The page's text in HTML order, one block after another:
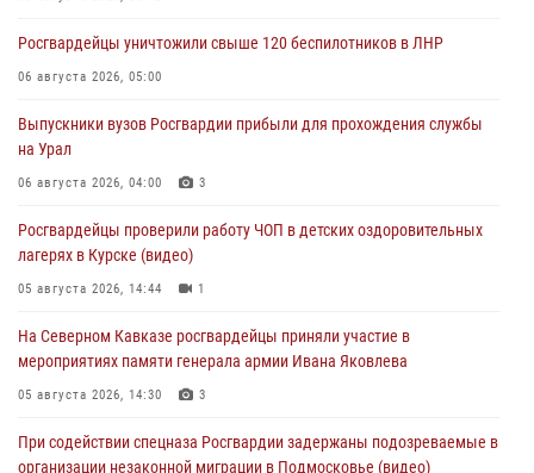
Росгвардейцы уничтожили свыше 120 беспилотников в ЛНР
06 августа 2026, 05:00
Выпускники вузов Росгвардии прибыли для прохождения службы
на Урал
06 августа 2026, 04:00 3
Росгвардейцы проверили работу ЧОП в детских оздоровительных
лагерях в Курске (видео)
05 августа 2026, 14:44 1
На Северном Кавказе росгвардейцы приняли участие в
мероприятиях памяти генерала армии Ивана Яковлева
05 августа 2026, 14:30 3
При содействии спецназа Росгвардии задержаны подозреваемые в
организации незаконной миграции в Подмосковье (видео)